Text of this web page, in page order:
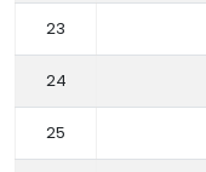
23
24
25